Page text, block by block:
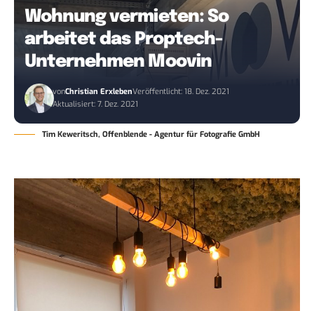
Wohnung vermieten: So
arbeitet das Proptech-
Unternehmen Moovin
vonChristian ErxlebenVeröffentlicht: 18. Dez. 2021
Aktualisiert: 7. Dez. 2021
Tim Keweritsch, Offenblende - Agentur für Fotografie GmbH